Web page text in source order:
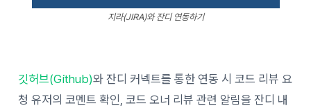
지라(JIRA)와 잔디 연동하기
깃허브(Github)와 잔디 커넥트를 통한 연동 시 코드 리뷰 요
청 유저의 코멘트 확인, 코드 오너 리뷰 관련 알림을 잔디 내